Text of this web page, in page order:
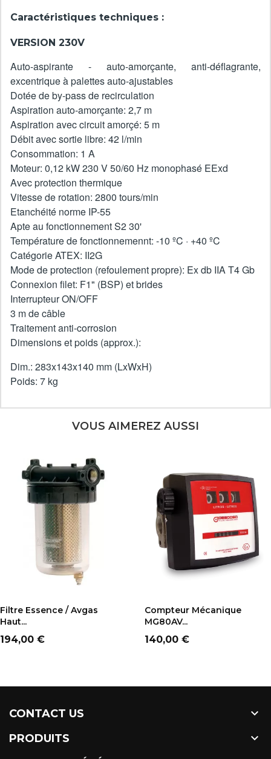
Caractéristiques techniques :
VERSION 230V
Auto-aspirante - auto-amorçante, anti-déflagrante,
excentrique à palettes auto-ajustables
Dotée de by-pass de recirculation
Aspiration auto-amorçante: 2,7 m
Aspiration avec circuit amorçé: 5 m
Débit avec sortie libre: 42 l/min
Consommation: 1 A
Moteur: 0,12 kW 230 V 50/60 Hz monophasé EExd
Avec protection thermique
Vitesse de rotation: 2800 tours/min
Etanchéité norme IP-55
Apte au fonctionnement S2 30'
Température de fonctionnemennt: -10 ºC · +40 ºC
Catégorie ATEX: II2G
Mode de protection (refoulement propre): Ex db IIA T4 Gb
Connexion filet: F1" (BSP) et brides
Interrupteur ON/OFF
3 m de câble
Traitement anti-corrosion
Dimensions et poids (approx.):
Dim.: 283x143x140 mm (LxWxH)
Poids: 7 kg
Gasoil
Certification ATEX
Largeur 16.00 Cm
Hauteur
Profondeur
Masse
VOUS AIMEREZ AUSSI
Filtre Essence / Avgas
Haut...
Prix
194,00 €
Compteur Mécanique
MG80AV...
Prix
140,00 €
CONTACT US 
PRODUITS 